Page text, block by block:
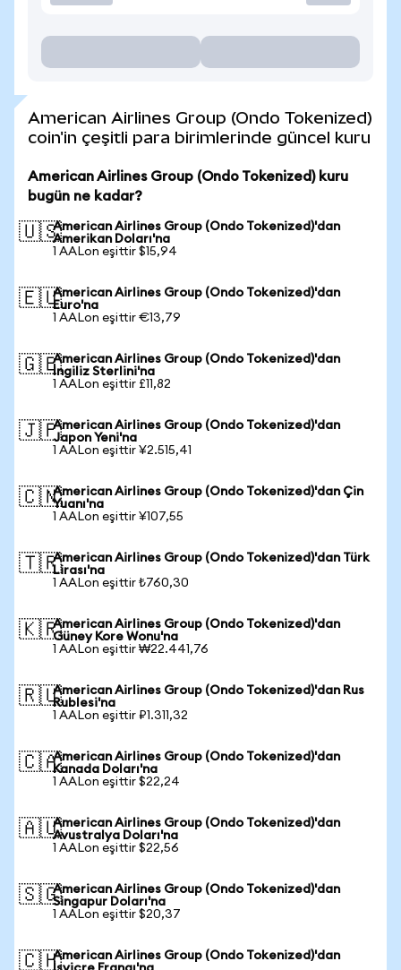
American Airlines Group (Ondo Tokenized)
coin'in çeşitli para birimlerinde güncel kuru
American Airlines Group (Ondo Tokenized) kuru
bugün ne kadar?
🇺🇸American Airlines Group (Ondo Tokenized)'dan
Amerikan Doları'na
1 AALon eşittir $15,94
🇪🇺American Airlines Group (Ondo Tokenized)'dan
Euro'na
1 AALon eşittir €13,79
🇬🇧American Airlines Group (Ondo Tokenized)'dan
İngiliz Sterlini'na
1 AALon eşittir £11,82
🇯🇵American Airlines Group (Ondo Tokenized)'dan
Japon Yeni'na
1 AALon eşittir ¥2.515,41
🇨🇳American Airlines Group (Ondo Tokenized)'dan Çin
Yuanı'na
1 AALon eşittir ¥107,55
🇹🇷American Airlines Group (Ondo Tokenized)'dan Türk
Lirası'na
1 AALon eşittir ₺760,30
🇰🇷American Airlines Group (Ondo Tokenized)'dan
Güney Kore Wonu'na
1 AALon eşittir ₩22.441,76
🇷🇺American Airlines Group (Ondo Tokenized)'dan Rus
Rublesi'na
1 AALon eşittir ₽1.311,32
🇨🇦American Airlines Group (Ondo Tokenized)'dan
Kanada Doları'na
1 AALon eşittir $22,24
🇦🇺American Airlines Group (Ondo Tokenized)'dan
Avustralya Doları'na
1 AALon eşittir $22,56
🇸🇬American Airlines Group (Ondo Tokenized)'dan
Singapur Doları'na
1 AALon eşittir $20,37
🇨🇭American Airlines Group (Ondo Tokenized)'dan